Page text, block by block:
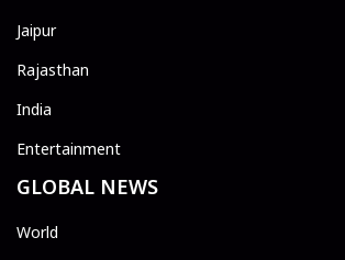
Jaipur
Rajasthan
India
Entertainment
GLOBAL NEWS
World